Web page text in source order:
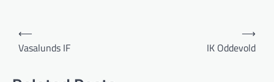
Indlægsnavigation
⟵
Vasalunds IF
IK Oddevold
⟶